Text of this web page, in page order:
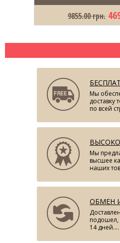
9855.00 грн.
МУЖСКОЙ
СИНЕГО
8870.00 грн.
Мы
доставку
по всей
Мы
высшее
наших
ОБМЕН
подошел,
14 дней....